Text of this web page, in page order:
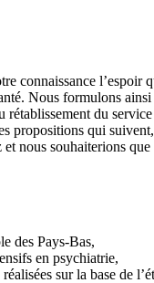
connaissance
Nous formulons
du
qui
nous souhaiterions
des Pays-Bas,
en psychiatrie,
sur la base de